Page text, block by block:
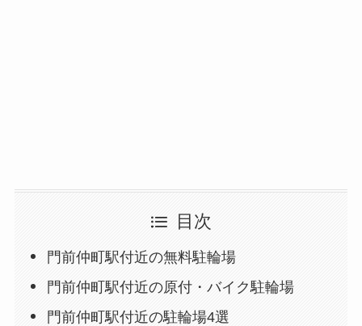
目次
門前仲町駅付近の無料駐輪場
門前仲町駅付近の原付・バイク駐輪場
門前仲町駅付近の駐輪場4選